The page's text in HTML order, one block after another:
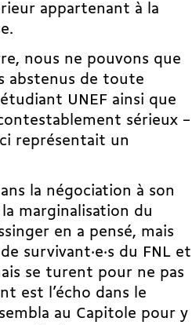
appartenant à la
nous ne pouvons que
abstenus de toute
UNEF ainsi que
sérieux –
représentait un
la négociation à son
marginalisation du
en a pensé, mais
survivant·e·s du FNL et
se turent pour ne pas
est l’écho dans le
au Capitole pour y